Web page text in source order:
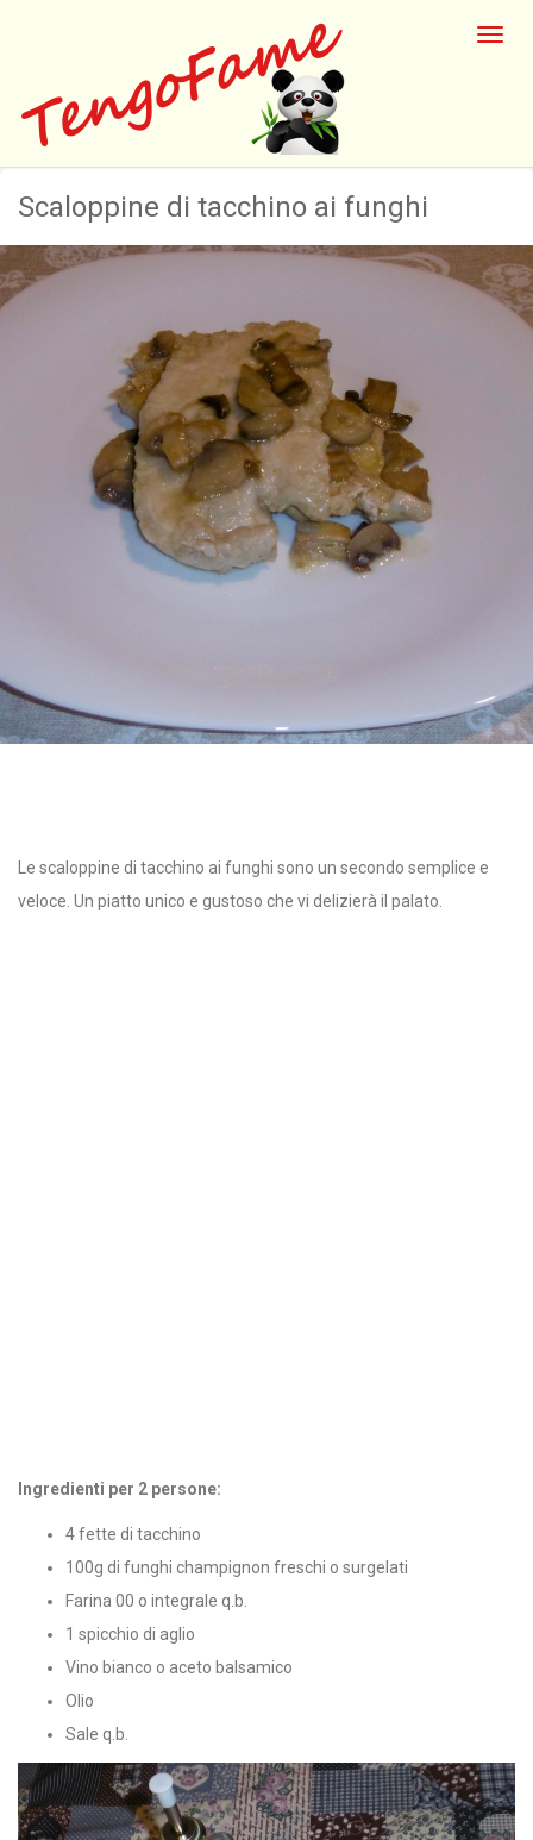
Scaloppine di tacchino ai funghi
Le scaloppine di tacchino ai funghi sono un secondo semplice e
veloce. Un piatto unico e gustoso che vi delizierà il palato.
Ingredienti per 2 persone:
4 fette di tacchino
100g di funghi champignon freschi o surgelati
Farina 00 o integrale q.b.
1 spicchio di aglio
Vino bianco o aceto balsamico
Olio
Sale q.b.